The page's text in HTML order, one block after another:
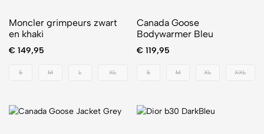
Moncler grimpeurs zwart
en khaki
€ 149,95
S M L XL
Canada Goose
Bodywarmer Bleu
€ 119,95
S M XL XXL